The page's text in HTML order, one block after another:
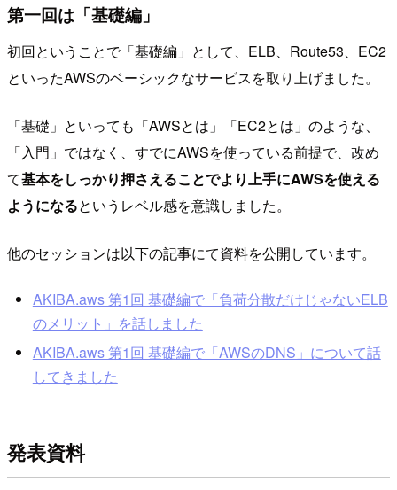
第一回は「基礎編」
初回ということで「基礎編」として、ELB、Route53、EC2
といったAWSのベーシックなサービスを取り上げました。
「基礎」といっても「AWSとは」「EC2とは」のような、
「入門」ではなく、すでにAWSを使っている前提で、改め
て基本をしっかり押さえることでより上手にAWSを使える
ようになるというレベル感を意識しました。
他のセッションは以下の記事にて資料を公開しています。
AKIBA.aws 第1回 基礎編で「負荷分散だけじゃないELB
のメリット」を話しました
AKIBA.aws 第1回 基礎編で「AWSのDNS」について話
してきました
発表資料